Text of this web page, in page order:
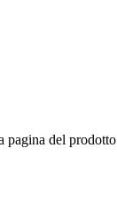
pagina del prodotto